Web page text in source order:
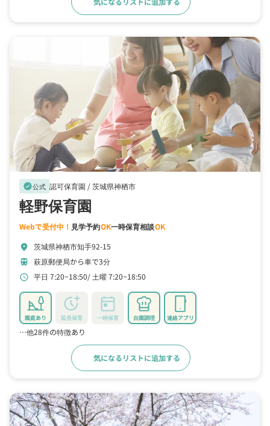
verified公式 認可保育園 /茨城県神栖市
軽野保育園
Webで受付中！ 見学予約OK一時保育相談OK
location_on 茨城県神栖市知手92-15
train 萩原郵便局から車で3分
schedule 平日 7:20~18:50 土曜 7:20~18:50
園庭あり 延長保育 一時保育 自園調理 連絡アプリ
…他28件の特徴あり
気になるリストに追加する